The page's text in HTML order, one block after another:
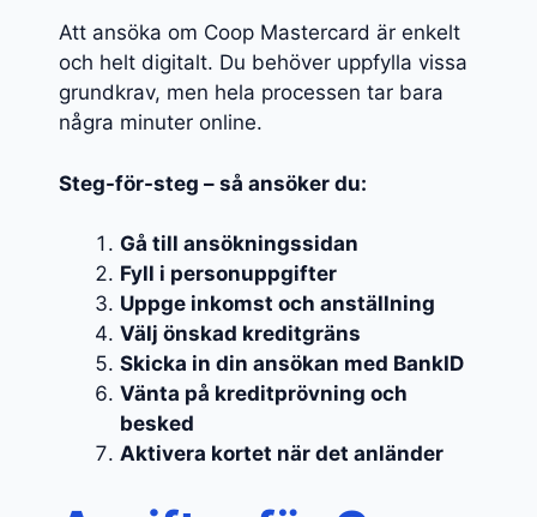
Att ansöka om Coop Mastercard är enkelt
och helt digitalt. Du behöver uppfylla vissa
grundkrav, men hela processen tar bara
några minuter online.
Steg-för-steg – så ansöker du:
Gå till ansökningssidan
Fyll i personuppgifter
Uppge inkomst och anställning
Välj önskad kreditgräns
Skicka in din ansökan med BankID
Vänta på kreditprövning och
besked
Aktivera kortet när det anländer